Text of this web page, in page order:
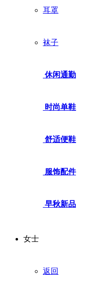
耳罩
袜子
休闲通勤
时尚单鞋
舒适便鞋
服饰配件
早秋新品
女士
返回